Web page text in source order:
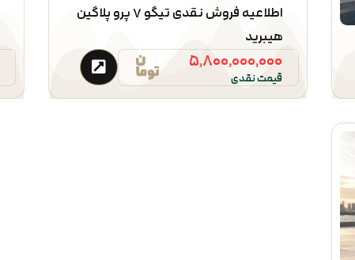
اطلاعیه فروش نقدی تیگو ۷ پرو پلاگین
هیبرید
۵,۸۰۰,۰۰۰,۰۰۰
قیمت نقدی